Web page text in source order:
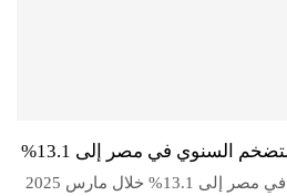
السنوي في مصر إلى 13.1%
ارتفع معدل التضخم السنوي في مصر إلى 13.1% خلال مارس 2025